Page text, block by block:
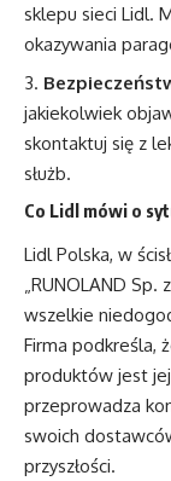
sklepu sieci Lidl.
okazywania
jakiekolwiek
skontaktuj się z
służb.
Co Lidl mówi o
Lidl Polska, w
„RUNOLAND Sp.
wszelkie
Firma podkreśla,
produktów jest
przeprowadza
swoich
przyszłości.